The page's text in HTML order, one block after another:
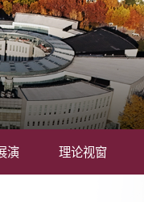
演 理论视窗